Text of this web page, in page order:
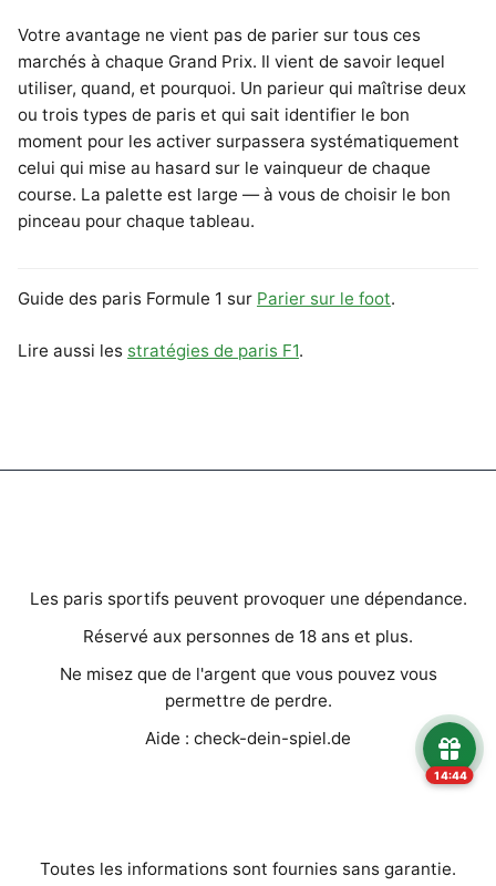
Votre avantage ne vient pas de parier sur tous ces
marchés à chaque Grand Prix. Il vient de savoir lequel
utiliser, quand, et pourquoi. Un parieur qui maîtrise deux
ou trois types de paris et qui sait identifier le bon
moment pour les activer surpassera systématiquement
celui qui mise au hasard sur le vainqueur de chaque
course. La palette est large — à vous de choisir le bon
pinceau pour chaque tableau.
Guide des paris Formule 1 sur Parier sur le foot.
Lire aussi les stratégies de paris F1.
Les paris sportifs peuvent provoquer une dépendance.
Réservé aux personnes de 18 ans et plus.
Ne misez que de l'argent que vous pouvez vous
permettre de perdre.
Aide : check-dein-spiel.de
Toutes les informations sont fournies sans garantie.
14:43